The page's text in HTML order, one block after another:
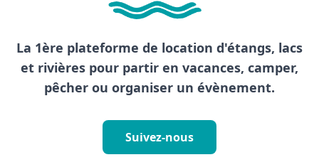
La 1ère plateforme de location d'étangs, lacs
et rivières pour partir en vacances, camper,
pêcher ou organiser un évènement.
Suivez-nous